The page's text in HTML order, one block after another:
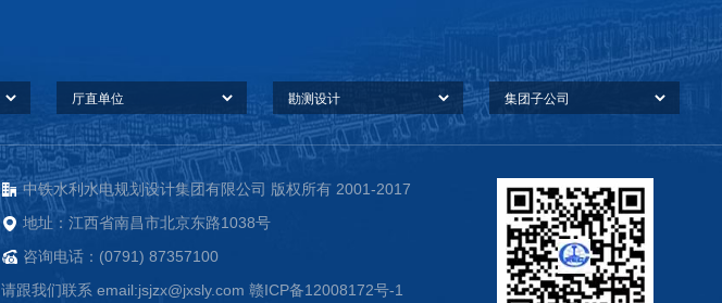
中铁水利水电规划设计集团有限公司 版权所有 2001-2017
地址：江西省南昌市北京东路1038号
咨询电话：(0791) 87357100
请跟我们联系 email:jsjzx@jxsly.com 赣ICP备12008172号-1